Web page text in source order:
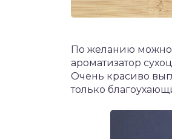
По желанию можно
ароматизатор
Очень красиво
только